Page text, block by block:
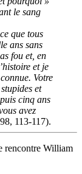
le sang
que tous
ans sans
fou et, en
et je
Votre
et
cinq ans
avez
113-117).
rencontre William